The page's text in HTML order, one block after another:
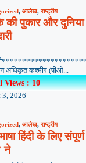
, आलेख,राष्ट्रीय
की पुकार और दुनिया
अधिकृत कश्मीर (पीओ...
Views : 10
3, 2026
, आलेख,राष्ट्रीय
हिंदी के लिए
ने